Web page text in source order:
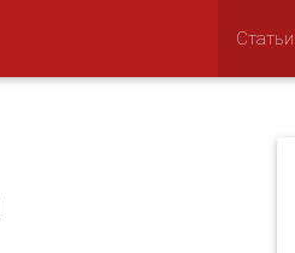
Статьи